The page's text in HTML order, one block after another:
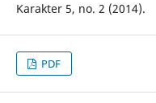
Karakter 5, no. 2 (2014).
PDF